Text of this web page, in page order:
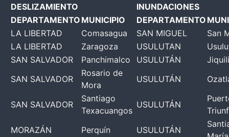
DESLIZAMIENTO
INUNDACIONES
DEPARTAMENTO MUNICIPIO DEPARTAMENTO
LA LIBERTAD
Comasagua SAN MIGUEL
San
LA LIBERTAD
Zaragoza USULUTAN
SAN SALVADOR
Panchimalco USULUTÁN
SAN SALVADOR
Rosario de
Mora
USULUTÁN
SAN SALVADOR
Santiago
Texacuangos
USULUTÁN
MORAZÁN
Perquín USULUTÁN